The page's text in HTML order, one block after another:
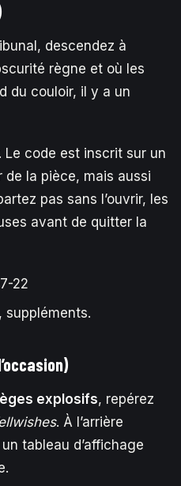
descendez à
règne et où les
du couloir, il y a un
Le code est inscrit sur un
de la pièce, mais aussi
pas sans l’ouvrir, les
avant de quitter la
22
suppléments.
explosifs, repérez
. À l’arrière
tableau d’affichage